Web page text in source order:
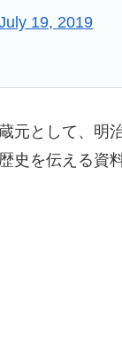
19, 2019
元として、
史を伝える資